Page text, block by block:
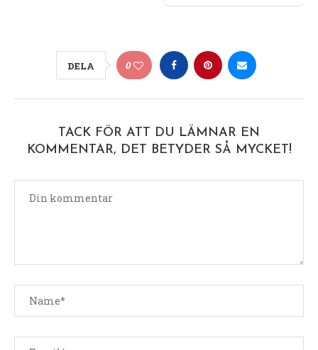
DELA 0
TACK FÖR ATT DU LÄMNAR EN
KOMMENTAR, DET BETYDER SÅ MYCKET!